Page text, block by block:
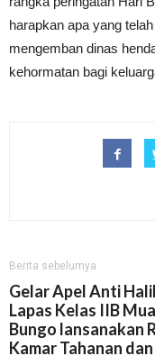
harapkan apa yang
mengemban dinas
kehormatan bagi
Berita sebelumya
Gelar Apel Anti
Lapas Kelas IIB
Bungo lansanakan
Kamar Tahanan dan